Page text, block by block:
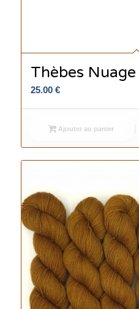
Thèbes
25.00 €
Ajouter au panier